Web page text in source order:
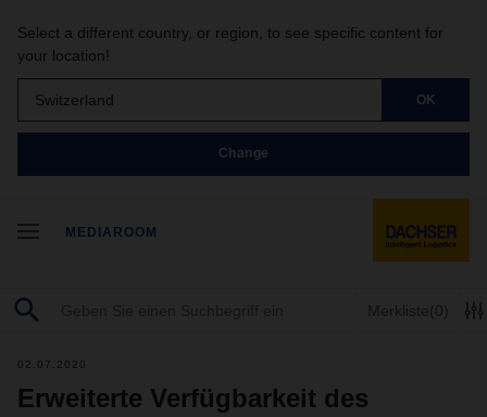
Select a different country, or region, to see specific content for
your location!
Switzerland OK
Change
MEDIAROOM
Merkliste(0)
02.07.2020
Erweiterte Verfügbarkeit des